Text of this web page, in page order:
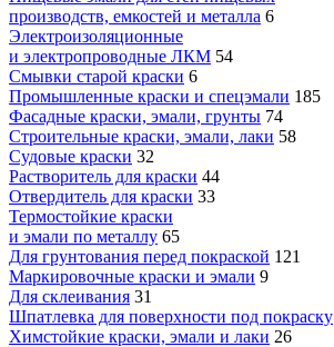
производств, емкостей и металла 6
Электроизоляционные
и электропроводные ЛКМ 54
Смывки старой краски 6
Промышленные краски и спецэмали 185
Фасадные краски, эмали, грунты 74
Строительные краски, эмали, лаки 58
Судовые краски 32
Растворитель для краски 44
Отвердитель для краски 33
Термостойкие краски
и эмали по металлу 65
Для грунтования перед покраской 121
Маркировочные краски и эмали 9
Для склеивания 31
Шпатлевка для поверхности под покраску
Химстойкие краски, эмали и лаки 26